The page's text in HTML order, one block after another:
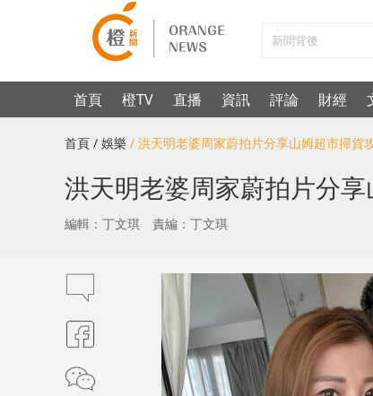
首頁 橙TV 直播 資訊 評論 財經
首頁 / 娛樂 / 洪天明老婆周家蔚拍片分享山姆超市掃貨
洪天明老婆周家蔚拍片分
編輯：丁文琪 責編：丁文琪